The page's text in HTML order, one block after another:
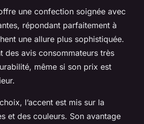
une confection soignée avec
répondant parfaitement à
une allure plus sophistiquée.
des avis consommateurs très
même si son prix est
l’accent est mis sur la
et des couleurs. Son avantage